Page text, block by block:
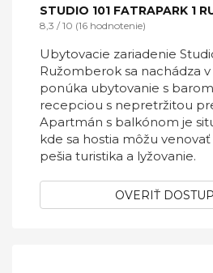
STUDIO 101 FATRAPARK 1
8,3 / 10 (16 hodnotenie)
Ubytovacie zariadenie
Ružomberok sa nachádza
ponúka ubytovanie s
recepciou s nepretržitou
Apartmán s balkónom je
kde sa hostia môžu
pešia turistika a lyžovanie.
OVERIŤ